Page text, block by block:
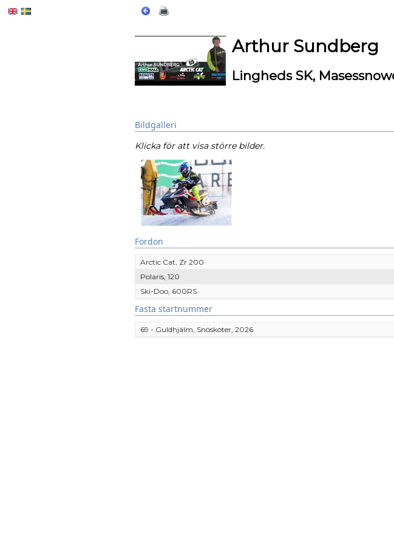
Arthur Sundberg
Lingheds SK,
Bildgalleri
Klicka för att visa större bilder.
Fordon
Arctic Cat, Zr 200
Polaris, 120
Ski-Doo, 600RS
Fasta startnummer
69 - Guldhjälm, Snöskoter, 2026